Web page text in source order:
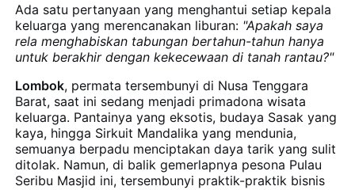
Ada satu pertanyaan yang menghantui setiap kepala
keluarga yang merencanakan liburan: "Apakah saya
rela menghabiskan tabungan bertahun-tahun hanya
untuk berakhir dengan kekecewaan di tanah rantau?"
Lombok, permata tersembunyi di Nusa Tenggara
Barat, saat ini sedang menjadi primadona wisata
keluarga. Pantainya yang eksotis, budaya Sasak yang
kaya, hingga Sirkuit Mandalika yang mendunia,
semuanya berpadu menciptakan daya tarik yang sulit
ditolak. Namun, di balik gemerlapnya pesona Pulau
Seribu Masjid ini, tersembunyi praktik-praktik bisnis